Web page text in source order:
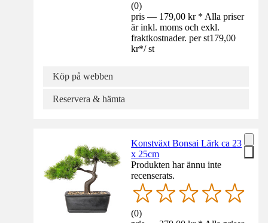
(0)
pris — 179,00 kr * Alla priser
är inkl. moms och exkl.
fraktkostnader. per st179,00
kr*/ st
Köp på webben
Reservera & hämta
Konstväxt Bonsai Lärk ca 23
x 25cm
Produkten har ännu inte
recenserats.
(0)